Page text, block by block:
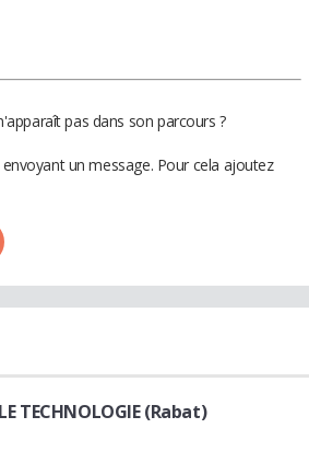
pas dans son parcours ?
un message. Pour cela ajoutez
TECHNOLOGIE (Rabat)